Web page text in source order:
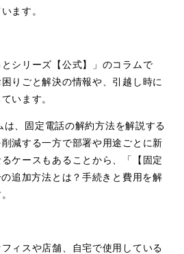
ます。
シリーズ【公式】」のコラムで
りごと解決の情報や、引越し時に
います。
は、固定電話の解約方法を解説する
減する一方で部署や用途ごとに新
ケースもあることから、「【固定
追加方法とは？手続きと費用を解
ィスや店舗、自宅で使用している